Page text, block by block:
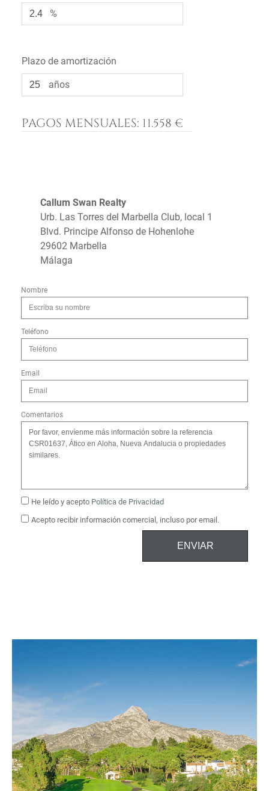
%
Plazo de amortización
años
PAGOS MENSUALES: 11.558 €
Callum Swan Realty
Urb. Las Torres del Marbella Club, local 1
Blvd. Principe Alfonso de Hohenlohe
29602 Marbella
Málaga
Nombre
Teléfono
Email
Comentarios
He leído y acepto Política de Privacidad
Acepto recibir información comercial, incluso por email.
ENVIAR